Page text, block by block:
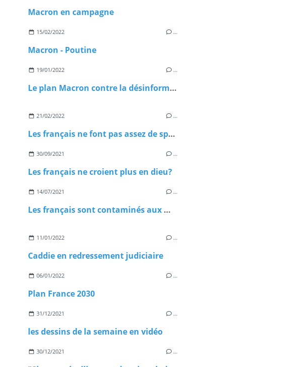
Macron en campagne
15/02/2022 …
Macron - Poutine
19/01/2022 …
Le plan Macron contre la désinformation
21/02/2022 …
Les français ne font pas assez de sport
30/09/2021 …
Les français ne croient plus en dieu?
14/07/2021 …
Les français sont contaminés aux métaux lourds
11/01/2022 …
Caddie en redressement judiciaire
06/01/2022 …
Plan France 2030
31/12/2021 …
les dessins de la semaine en vidéo
30/12/2021 …